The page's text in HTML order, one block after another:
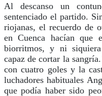
Al descanso un
sentenciado el partido.
riojanas, el recuerdo de
en Cuenca hacían que
biorritmos, y ni
capaz de cortar la
con cuatro goles y la
luchadores habituales
que podía haber sido